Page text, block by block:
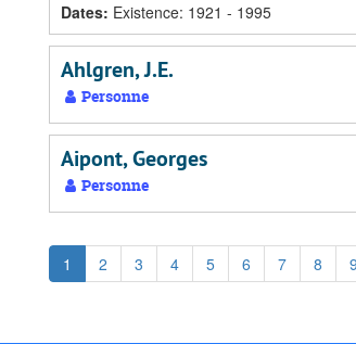
Dates: Existence: 1921 - 1995
Ahlgren, J.E.
Personne
Aipont, Georges
Personne
1 2 3 4 5 6 7 8 9